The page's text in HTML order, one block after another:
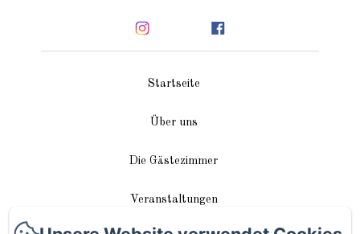
Startseite
Über uns
Die Gästezimmer
Veranstaltungen